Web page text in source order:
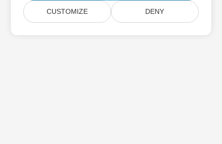
CUSTOMIZE DENY